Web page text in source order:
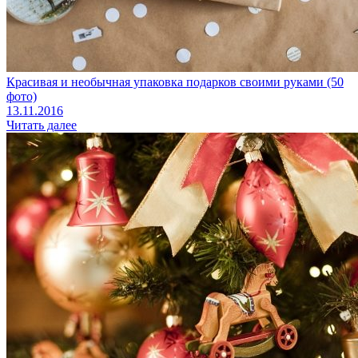
Красивая и необычная упаковка подарков своими руками (50
фото)
13.11.2016
Читать далее